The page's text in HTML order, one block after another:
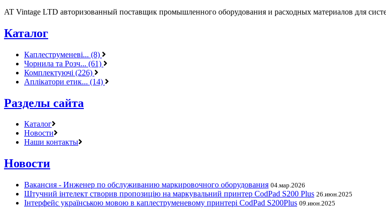
AT Vintage LTD авторизованный поставщик промышленного оборудования и расходных материалов для
Каталог
Каплеструменеві... (8)
Чорнила та Розч... (61)
Комплектуючі (226)
Аплікатори етик... (14)
Разделы сайта
Каталог
Новости
Наши контакты
Новости
Вакансия - Инженер по обслуживанию маркировочного оборудования 04.мар.2026
Штучний інтелект створив пропозицію на маркувальний принтер CodPad S200 Plus 26.июн.2025
Інтерфейс українською мовою в каплеструменевому принтері CodPad S200Plus 09.июн.2025